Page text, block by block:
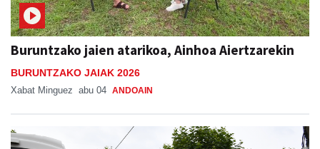
Buruntzako jaien atarikoa, Ainhoa Aiertzarekin
BURUNTZAKO JAIAK 2026
Xabat Minguez abu 04 ANDOAIN